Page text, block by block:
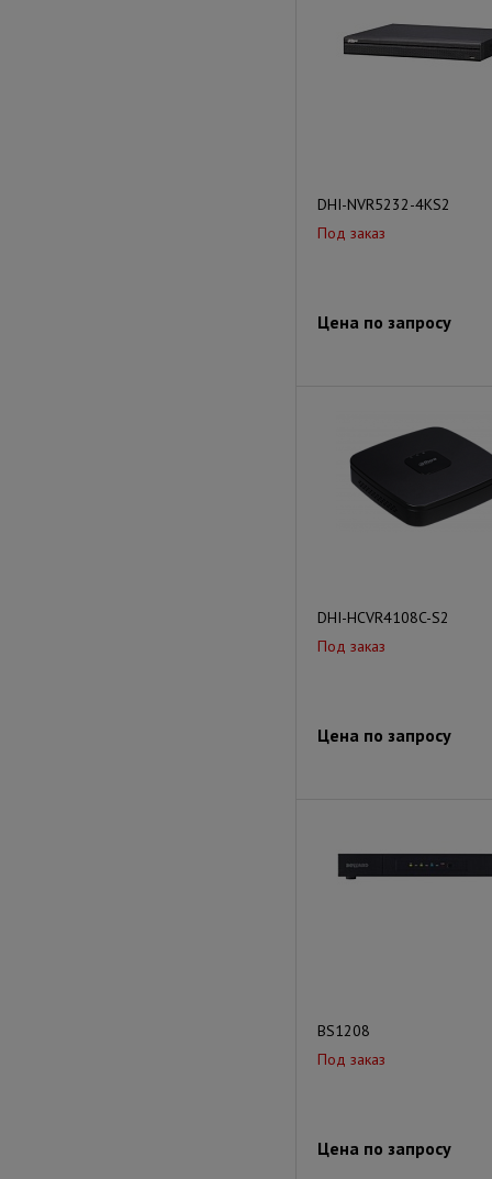
DHI-NVR5232-4KS2
Под заказ
Цена по запросу
DHI-HCVR4108C-S2
Под заказ
Цена по запросу
BS1208
Под заказ
Цена по запросу